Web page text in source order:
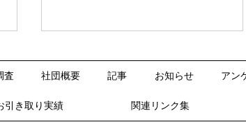
変更登記とは？住所変更登記
制度を検索用情報の申出方法
から注意点まで完全解説
2026年（令和8年）4月1日から、
査 社団概要 記事 お知らせ アン
引き取り実績 関連リンク集